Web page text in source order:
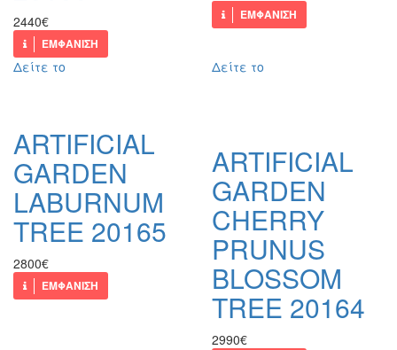
2440€
ΕΜΦΑΝΙΣΗ
ΕΜΦΑΝΙΣΗ
Δείτε το
ARTIFICIAL
GARDEN
LABURNUM
TREE 20165
2800€
ΕΜΦΑΝΙΣΗ
Δείτε το
ARTIFICIAL
GARDEN
CHERRY
PRUNUS
BLOSSOM
TREE 20164
2990€